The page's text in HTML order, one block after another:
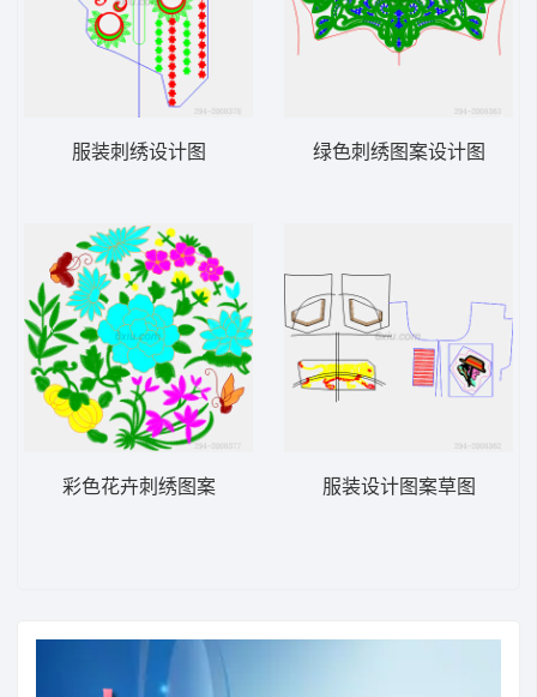
服装刺绣设计图
彩色花卉刺绣图案
绿色刺绣图案设计图
服装设计图案草图